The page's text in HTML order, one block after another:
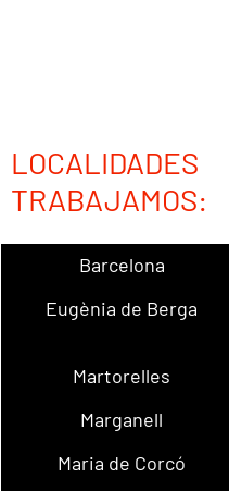
TRABAJAMOS:
Barcelona
Eugènia de Berga
Martorelles
Marganell
Maria de Corcó